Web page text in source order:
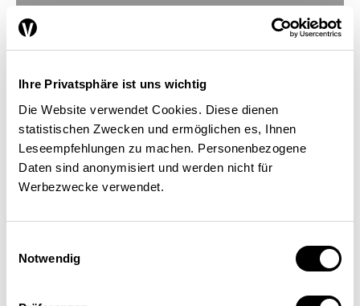
Ihre Privatsphäre ist uns wichtig
Die Website verwendet Cookies. Diese dienen
statistischen Zwecken und ermöglichen es, Ihnen
Leseempfehlungen zu machen. Personenbezogene
Daten sind anonymisiert und werden nicht für
Werbezwecke verwendet.
Notwendig
Président, Institut allemand de recherche
Wirtschaftsforschung, DIW), Berlin